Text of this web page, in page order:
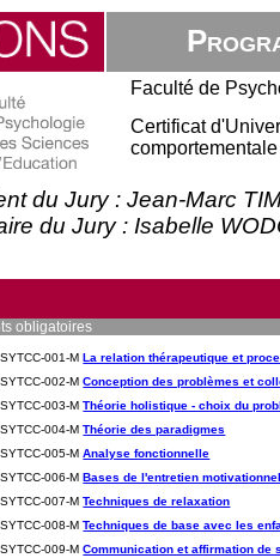
Faculté de
Certificat
du Jury : Jean-Marc
du Jury : Isabelle
obligatoires
001-MLa relation thérapeutique et
002-MConception des problèmes et
003-MThéorie holistique - choix du
004-MThéorie des paradigmes
005-MAnalyse fonctionnelle
006-MBases de l'entretien
007-MTechniques de relaxation
008-MTechniques de base avec les
009-MCommunication et affirmation de